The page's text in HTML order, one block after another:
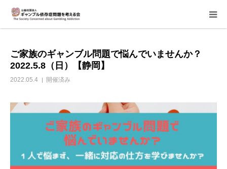
ご家族のギャンブル問題で悩んでいませんか？
2022.5.8（日）【静岡】
2022.05.4 開催済み
ご寄付のお願い
講座・イベント
活動報告＆意見書